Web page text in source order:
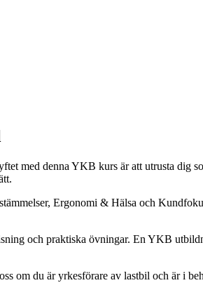
med denna YKB kurs är att utrusta dig
Ergonomi & Hälsa och
och praktiska övningar. En YKB
om du är yrkesförare av lastbil och är i